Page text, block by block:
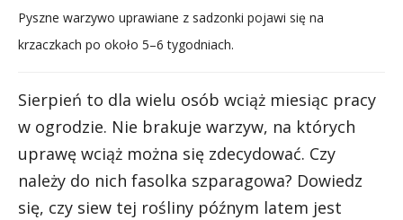
Pyszne warzywo uprawiane z sadzonki pojawi się na
krzaczkach po około 5–6 tygodniach.
Sierpień to dla wielu osób wciąż miesiąc pracy
w ogrodzie. Nie brakuje warzyw, na których
uprawę wciąż można się zdecydować. Czy
należy do nich fasolka szparagowa? Dowiedz
się, czy siew tej rośliny późnym latem jest